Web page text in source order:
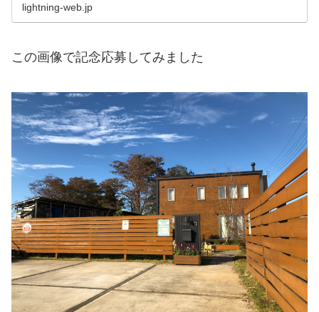
lightning-web.jp
この画像で記念応募してみました